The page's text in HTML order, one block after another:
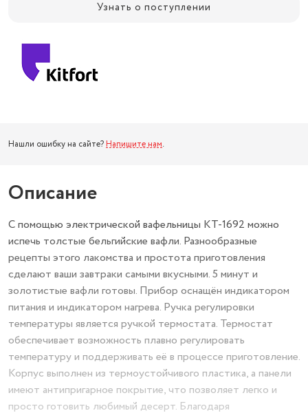
Узнать о поступлении
Нашли ошибку на сайте? Напишите нам.
Описание
С помощью электрической вафельницы КТ-1692 можно
испечь толстые бельгийские вафли. Разнообразные
рецепты этого лакомства и простота приготовления
сделают ваши завтраки самыми вкусными. 5 минут и
золотистые вафли готовы. Прибор оснащён индикатором
питания и индикатором нагрева. Ручка регулировки
температуры является ручкой термостата. Термостат
обеспечивает возможность плавно регулировать
температуру и поддерживать её в процессе приготовление.
Корпус выполнен из термоустойчивого пластика, а панели
имеют антипригарное покрытие, что позволяет легко и
просто готовить любимый десерт. Благодаря